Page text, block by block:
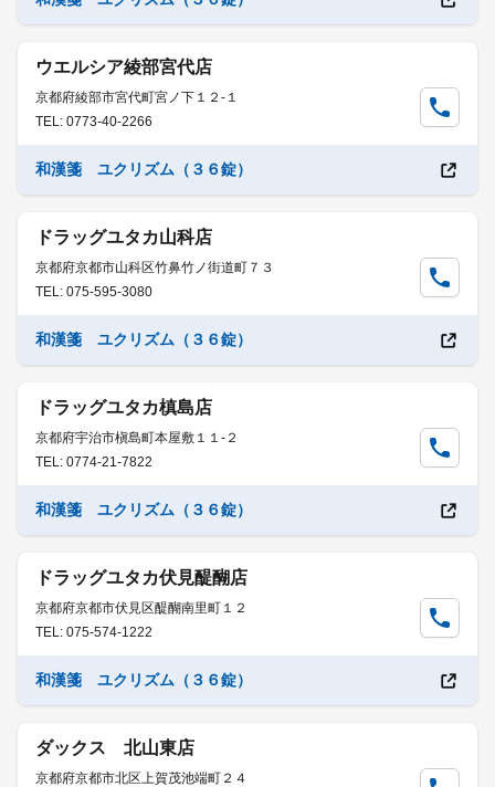
ウエルシア綾部宮代店
京都府綾部市宮代町宮ノ下１２-１
TEL: 0773-40-2266
和漢箋 ユクリズム（３６錠）
ドラッグユタカ山科店
京都府京都市山科区竹鼻竹ノ街道町７３
TEL: 075-595-3080
和漢箋 ユクリズム（３６錠）
ドラッグユタカ槙島店
京都府宇治市槇島町本屋敷１１-２
TEL: 0774-21-7822
和漢箋 ユクリズム（３６錠）
ドラッグユタカ伏見醍醐店
京都府京都市伏見区醍醐南里町１２
TEL: 075-574-1222
和漢箋 ユクリズム（３６錠）
ダックス 北山東店
京都府京都市北区上賀茂池端町２４